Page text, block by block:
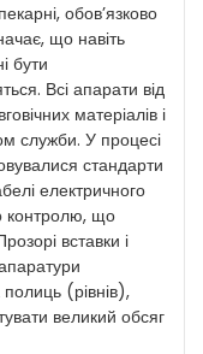
обов’язково
що навіть
бути
Всі апарати від
матеріалів і
служби. У процесі
стандарти
електричного
контролю, що
вставки і
(рівнів),
великий обсяг